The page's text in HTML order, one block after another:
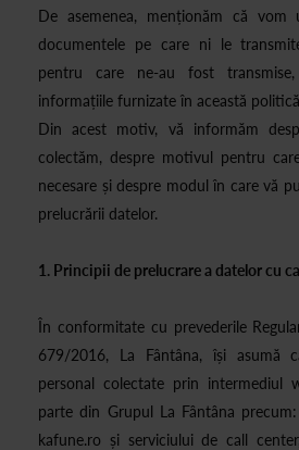
De asemenea, menționăm că
documentele pe care ni le
pentru care ne-au fost
informațiile furnizate în această
Din acest motiv, vă informăm
colectăm, despre motivul pentru
necesare și despre modul în care vă
prelucrării datelor.
1. Principii de prelucrare a datelor cu
În conformitate cu prevederile
679/2016, La Fântâna, își asumă
personal colectate prin intermediul
parte din Grupul La Fântâna
kafune.ro și serviciului de call